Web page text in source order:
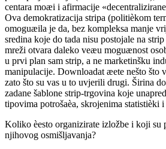
centara moæi i afirmacije
Ova demokratizacija stripa (politièkom
omoguæila je da, bez kompleksa manje
sredina koje do tada nisu postojale na
mreži otvara daleko veæu moguænost
u prvi plan sam strip, a ne marketinšku
manipulacije. Downloadat æete nešto što
zato što su vas u to uvjerili drugi. Širina
zadane šablone strip-trgovina koje
tipovima potrošaèa, skrojenima statistièki
Koliko èesto organizirate izložbe i koji
njihovog osmišljavanja?